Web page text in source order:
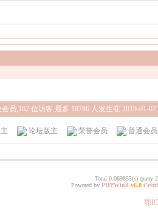
员,162 位访客,最多 10786 人发生在 2019-01-07
主 论坛版主 荣誉会员 普通会员
Total 0.069855(s) query
Powered by PHPWind v6.0
鄂